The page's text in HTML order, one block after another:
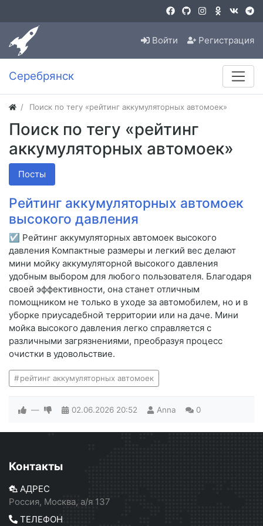
Войти Регистрация
Серебрянск
Поиск по тегу «рейтинг аккумуляторных автомоек»
Поиск по тегу «рейтинг
аккумуляторных автомоек»
Посты
Рейтинг аккумуляторных автомоек
высокого давления
☑ Рейтинг аккумуляторных автомоек высокого
давления Компактные размеры и легкий вес делают
мини мойку аккумуляторной высокого давления
удобным выбором для любого пользователя. Благодаря
своей эффективности, она станет отличным
помощником не только в уходе за автомобилем, но и в
уборке приусадебной территории или на даче. Мини
мойка высокого давления легко справляется с
различными загрязнениями, преобразуя процесс
очистки в удовольствие.
рейтинг аккумуляторных автомоек
— 02.06.2026 20:52 Anna 0
Контакты
АДРЕС
Россия, Москва, а/я 137
ТЕЛЕФОН